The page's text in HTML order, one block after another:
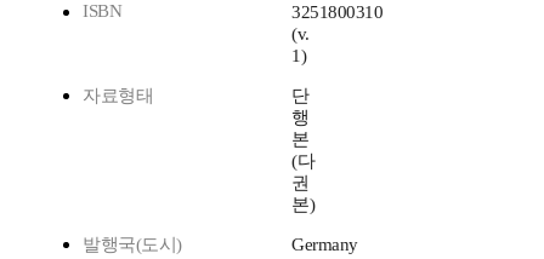
ISBN
3251800310
(v.
1)
자료형태
단
행
본
(다
권
본)
발행국(도시) Germany